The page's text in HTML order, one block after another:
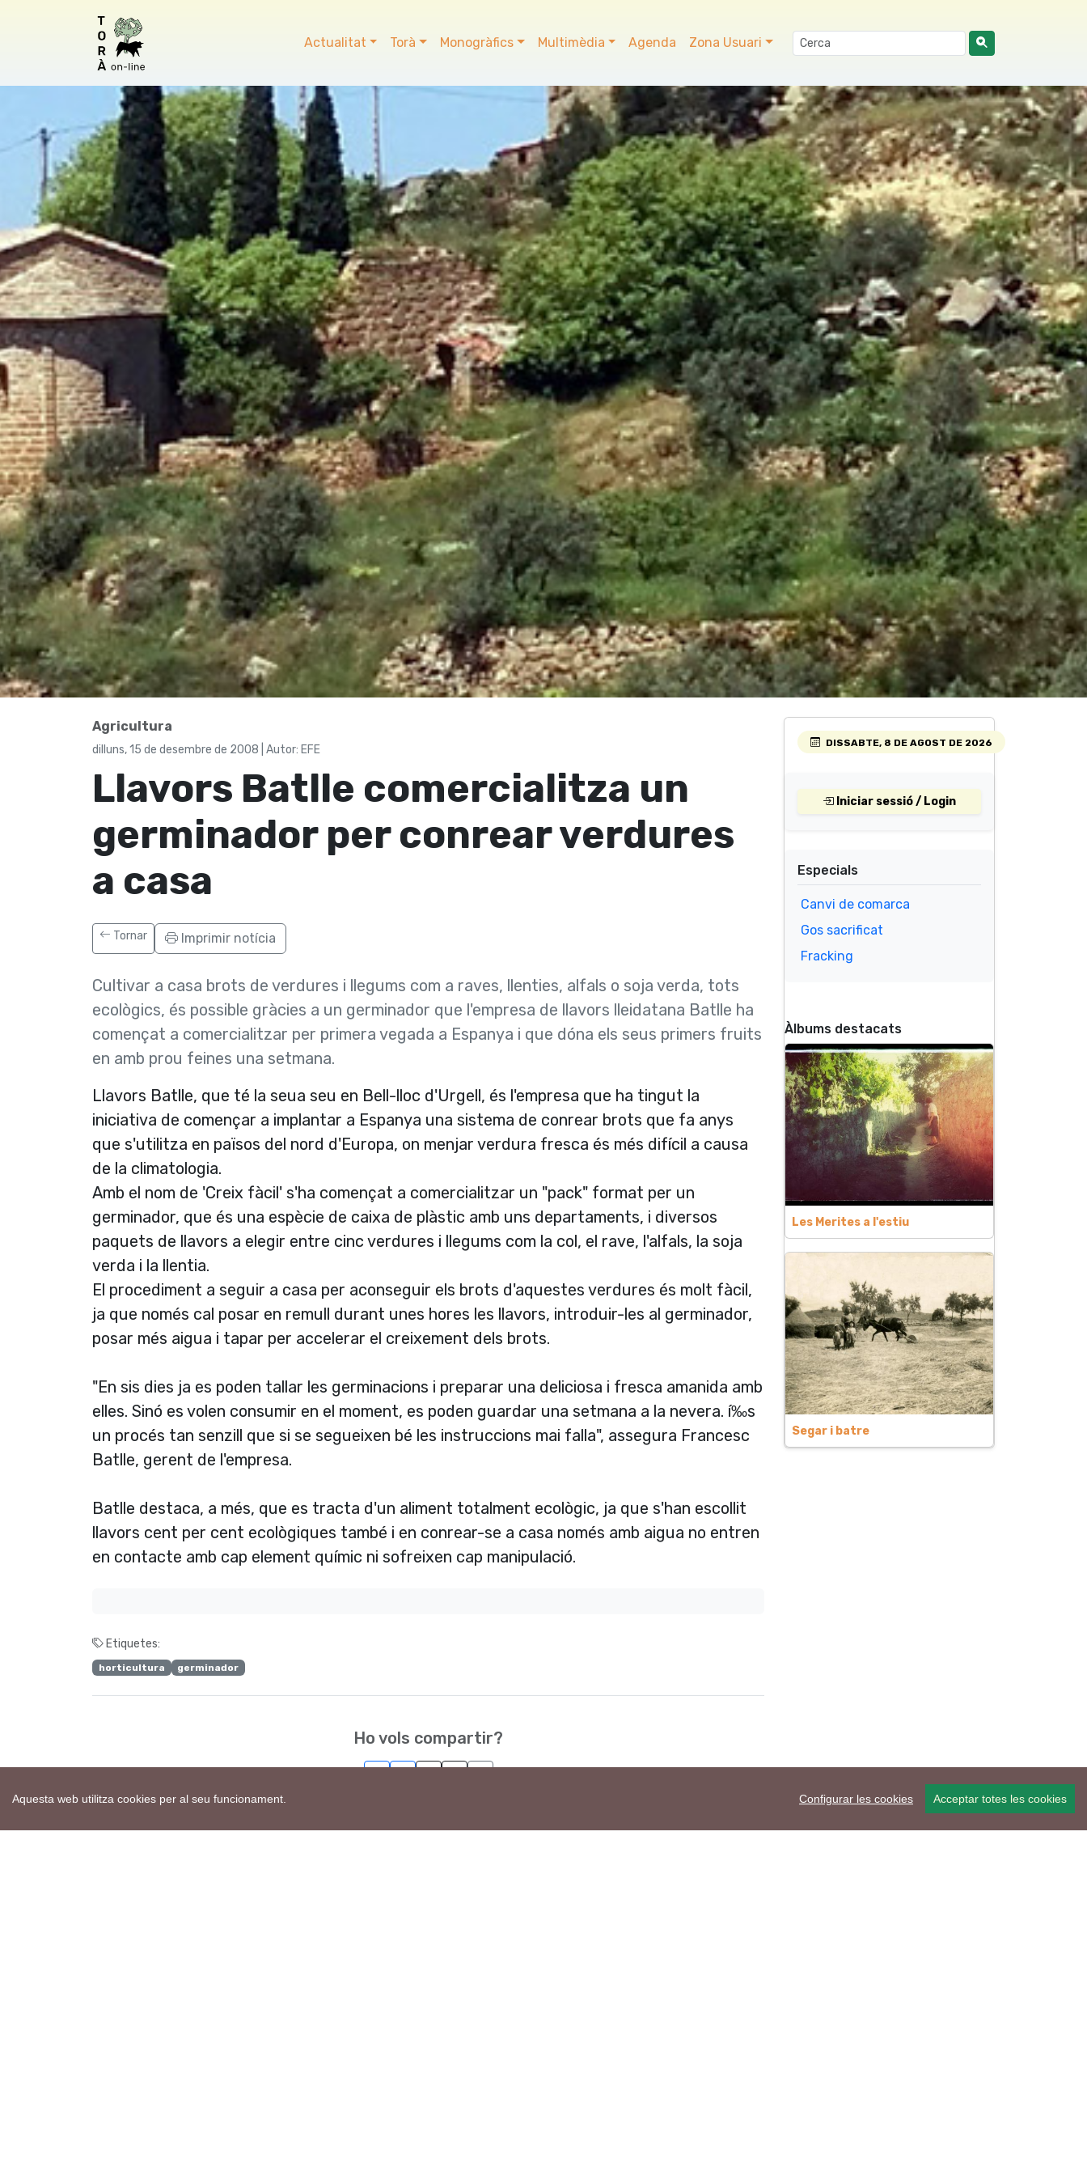
Aquesta web utilitza cookies per al seu funcionament. Configurar les cookies Acceptar totes les cookies
Actualitat Torà Monogràfics Multimèdia Agenda Zona Usuari
Agricultura
dilluns, 15 de desembre de 2008 | Autor: EFE
Llavors Batlle comercialitza un
germinador per conrear verdures
a casa
Tornar Imprimir notícia
Cultivar a casa brots de verdures i llegums com a raves, llenties, alfals o soja verda, tots
ecològics, és possible gràcies a un germinador que l'empresa de llavors lleidatana Batlle ha
començat a comercialitzar per primera vegada a Espanya i que dóna els seus primers fruits
en amb prou feines una setmana.
Llavors Batlle, que té la seua seu en Bell-lloc d'Urgell, és l'empresa que ha tingut la
iniciativa de començar a implantar a Espanya una sistema de conrear brots que fa anys
que s'utilitza en països del nord d'Europa, on menjar verdura fresca és més difí­cil a causa
de la climatologia.
Amb el nom de 'Creix fàcil' s'ha començat a comercialitzar un "pack" format per un
germinador, que és una espècie de caixa de plàstic amb uns departaments, i diversos
paquets de llavors a elegir entre cinc verdures i llegums com la col, el rave, l'alfals, la soja
verda i la llentia.
El procediment a seguir a casa per aconseguir els brots d'aquestes verdures és molt fàcil,
ja que només cal posar en remull durant unes hores les llavors, introduir-les al germinador,
posar més aigua i tapar per accelerar el creixement dels brots.
"En sis dies ja es poden tallar les germinacions i preparar una deliciosa i fresca amanida amb
elles. Sinó es volen consumir en el moment, es poden guardar una setmana a la nevera. í‰s
un procés tan senzill que si se segueixen bé les instruccions mai falla", assegura Francesc
Batlle, gerent de l'empresa.
Batlle destaca, a més, que es tracta d'un aliment totalment ecològic, ja que s'han escollit
llavors cent per cent ecològiques també i en conrear-se a casa només amb aigua no entren
en contacte amb cap element quí­mic ni sofreixen cap manipulació.
Etiquetes:
horticultura germinador
Ho vols compartir?
DISSABTE, 8 DE AGOST DE 2026
Iniciar sessió / Login
Especials
Canvi de comarca
Gos sacrificat
Fracking
Àlbums destacats
Les Merites a l'estiu
Segar i batre